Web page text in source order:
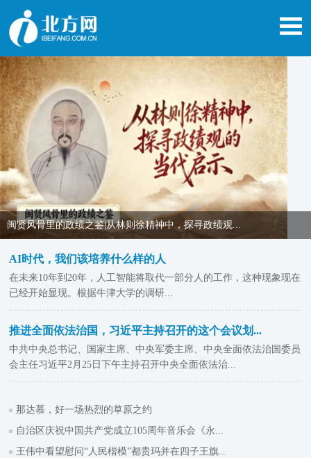
闽贤风骨里的政绩之鉴|从林则徐精神中，探寻政绩观...
AI时代，我们该培养什么样的人
在未来10年到20年，人工智能将取代一部分人的工作，这种现象现在
已经开始显现。根据牛津大学的调研...
推进全面依法治国，习近平主持召开的这个会议划...
中共中央总书记、国家主席、中央军委主席、中央全面依法治国委员
会主任习近平2月25日下午主持召开中央全面依法治...
那达慕，好一场热烈的草原之约
自治区庆祝中国共产党成立105周年音乐会《永...
王伟中看望慰问“人民楷模”都贵玛并在四子王旗...